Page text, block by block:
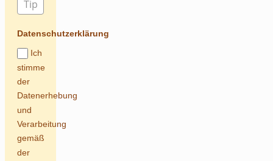
Datenschutzerklärung
Ich
stimme
der
Datenerhebung
und
Verarbeitung
gemäß
der